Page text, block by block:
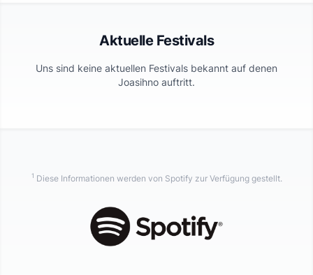
Aktuelle Festivals
Uns sind keine aktuellen Festivals bekannt auf denen
Joasihno auftritt.
1 Diese Informationen werden von Spotify zur Verfügung gestellt.